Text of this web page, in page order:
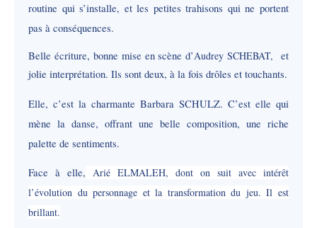
routine qui s’installe, et les petites trahisons qui ne portent
pas à conséquences.
Belle écriture, bonne mise en scène d’Audrey SCHEBAT,
et
jolie interprétation. Ils sont deux, à la fois drôles et touchants.
Elle, c’est la charmante Barbara SCHULZ. C’est elle qui
mène la danse, offrant une belle composition, une riche
palette de sentiments.
Face à elle, Arié ELMALEH, dont on suit avec intérêt
l’évolution du personnage et la transformation du jeu. Il est
brillant.